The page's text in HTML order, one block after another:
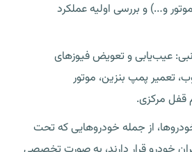
و…) و بررسی اولیه عملکرد
عیب‌یابی و تعویض فیوزهای
تعمیر پمپ بنزین، موتور
مرکزی.
از جمله خودروهایی که تحت